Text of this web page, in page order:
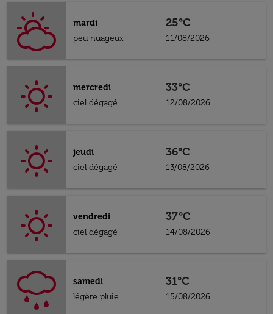
mardi
peu nuageux
25°C
11/08/2026
mercredi
ciel dégagé
33°C
12/08/2026
jeudi
ciel dégagé
36°C
13/08/2026
vendredi
ciel dégagé
37°C
14/08/2026
samedi
légère pluie
31°C
15/08/2026